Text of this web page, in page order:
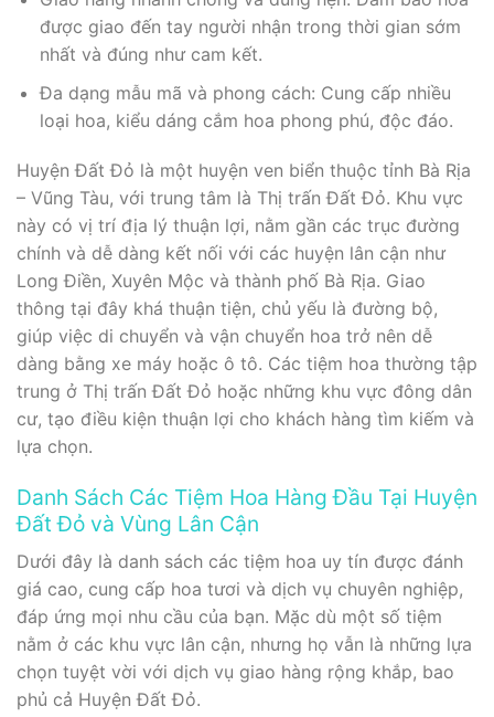
được giao đến tay người nhận trong thời gian sớm
nhất và đúng như cam kết.
Đa dạng mẫu mã và phong cách: Cung cấp nhiều
loại hoa, kiểu dáng cắm hoa phong phú, độc đáo.
Huyện Đất Đỏ là một huyện ven biển thuộc tỉnh Bà Rịa
– Vũng Tàu, với trung tâm là Thị trấn Đất Đỏ. Khu vực
này có vị trí địa lý thuận lợi, nằm gần các trục đường
chính và dễ dàng kết nối với các huyện lân cận như
Long Điền, Xuyên Mộc và thành phố Bà Rịa. Giao
thông tại đây khá thuận tiện, chủ yếu là đường bộ,
giúp việc di chuyển và vận chuyển hoa trở nên dễ
dàng bằng xe máy hoặc ô tô. Các tiệm hoa thường tập
trung ở Thị trấn Đất Đỏ hoặc những khu vực đông dân
cư, tạo điều kiện thuận lợi cho khách hàng tìm kiếm và
lựa chọn.
Danh Sách Các Tiệm Hoa Hàng Đầu Tại Huyện
Đất Đỏ và Vùng Lân Cận
Dưới đây là danh sách các tiệm hoa uy tín được đánh
giá cao, cung cấp hoa tươi và dịch vụ chuyên nghiệp,
đáp ứng mọi nhu cầu của bạn. Mặc dù một số tiệm
nằm ở các khu vực lân cận, nhưng họ vẫn là những lựa
chọn tuyệt vời với dịch vụ giao hàng rộng khắp, bao
phủ cả Huyện Đất Đỏ.